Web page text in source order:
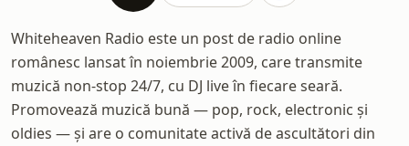
Whiteheaven Radio este un post de radio online
românesc lansat în noiembrie 2009, care transmite
muzică non-stop 24/7, cu DJ live în fiecare seară.
Promovează muzică bună — pop, rock, electronic și
oldies — și are o comunitate activă de ascultători din